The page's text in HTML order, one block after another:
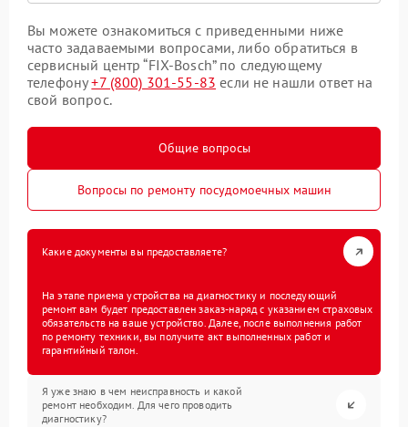
Вы можете ознакомиться с приведенными ниже
часто задаваемыми вопросами, либо обратиться в
сервисный центр “FIX-Bosch” по следующему
телефону+7 (800) 301-55-83 если не нашли ответ на
свой вопрос.
Общие вопросы
Вопросы по ремонту посудомоечных машин
Какие документы вы предоставляете?
На этапе приема устройства на диагностику и последующий
ремонт вам будет предоставлен заказ-наряд с указанием страховых
обязательств на ваше устройство. Далее, после выполнения работ
по ремонту техники, вы получите акт выполненных работ и
гарантийный талон.
Я уже знаю в чем неисправность и какой
ремонт необходим. Для чего проводить
диагностику?